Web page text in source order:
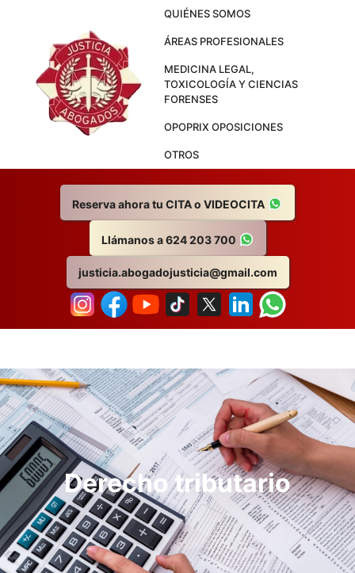
Reserva ahora tu CITA o VIDEOCITA
Llámanos a 624 203 700
justicia.abogadojusticia@gmail.com
QUIÉNES SOMOS
ÁREAS PROFESIONALES
MEDICINA LEGAL,
TOXICOLOGÍA Y CIENCIAS
FORENSES
OPOPRIX OPOSICIONES
OTROS
Derecho tributario